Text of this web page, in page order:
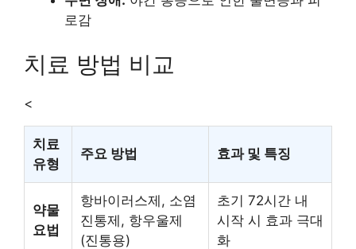
로감
치료 방법 비교
<
치료
유형
주요 방법 효과 및 특징
약물
요법
항바이러스제, 소염
진통제, 항우울제
(진통용)
초기 72시간 내
시작 시 효과 극대
화